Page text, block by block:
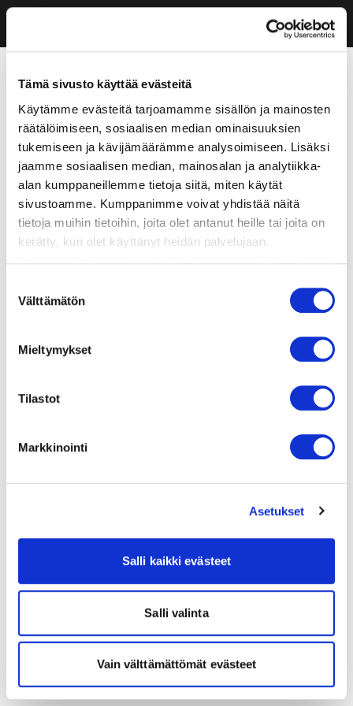
Tämä sivusto käyttää evästeitä
Käytämme evästeitä tarjoamamme sisällön ja mainosten
räätälöimiseen, sosiaalisen median ominaisuuksien
tukemiseen ja kävijämäärämme analysoimiseen. Lisäksi
jaamme sosiaalisen median, mainosalan ja analytiikka-
alan kumppaneillemme tietoja siitä, miten käytät
sivustoamme. Kumppanimme voivat yhdistää näitä
tietoja muihin tietoihin, joita olet antanut heille tai joita on
kerätty, kun olet käyttänyt heidän palvelujaan.
valinta
Välttämätön
Mieltymykset
Tilastot
Markkinointi
Asetukset
Salli kaikki evästeet
Salli valinta
Vain välttämättömät evästeet